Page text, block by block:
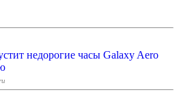
недорогие часы Galaxy Aero